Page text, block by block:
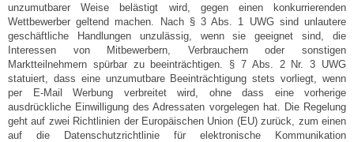
unzumutbarer Weise belästigt wird, gegen einen konkurrierenden
Wettbewerber geltend machen. Nach § 3 Abs. 1 UWG sind unlautere
geschäftliche Handlungen unzulässig, wenn sie geeignet sind, die
Interessen von Mitbewerbern, Verbrauchern oder sonstigen
Marktteilnehmern spürbar zu beeinträchtigen. § 7 Abs. 2 Nr. 3 UWG
statuiert, dass eine unzumutbare Beeinträchtigung stets vorliegt, wenn
per E-Mail Werbung verbreitet wird, ohne dass eine vorherige
ausdrückliche Einwilligung des Adressaten vorgelegen hat. Die Regelung
geht auf zwei Richtlinien der Europäischen Union (EU) zurück, zum einen
auf die Datenschutzrichtlinie für elektronische Kommunikation